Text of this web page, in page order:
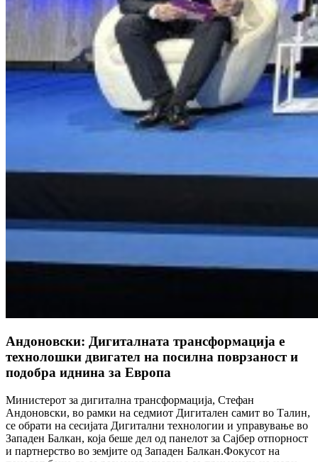
Андоновски: Дигиталната трансформација е
технолошки двигател на посилна поврзаност и
подобра иднина за Европа
Министерот за дигитална трансформација, Стефан
Андоновски, во рамки на седмиот Дигитален самит во Талин,
се обрати на сесијата Дигитални технологии и управување во
Западен Балкан, која беше дел од панелот за Сајбер отпорност
и партнeрство во земјите од Западен Балкан.Фокусот на